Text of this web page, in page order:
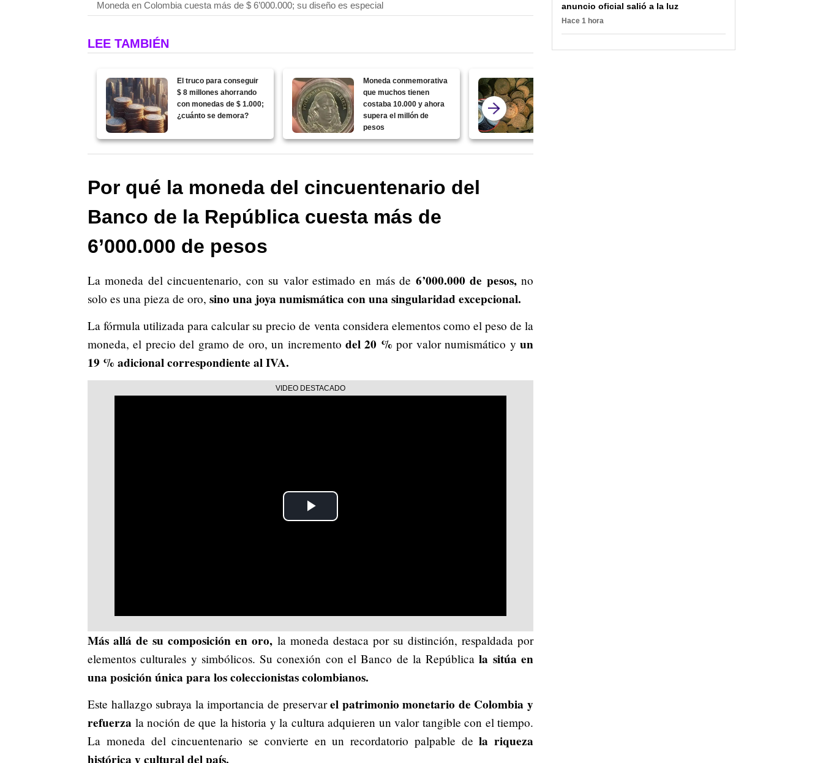
Moneda en Colombia cuesta más de $ 6’000.000; su diseño es especial
LEE TAMBIÉN
El truco para conseguir
$ 8 millones ahorrando
con monedas de $ 1.000;
¿cuánto se demora?
Moneda conmemorativa
que muchos tienen
costaba 10.000 y ahora
supera el millón de
pesos
Por qué la moneda del cincuentenario del
Banco de la República cuesta más de
6’000.000 de pesos
La moneda del cincuentenario, con su valor estimado en más de 6’000.000 de pesos,no
solo es una pieza de oro, sino una joya numismática con una singularidad excepcional.
La fórmula utilizada para calcular su precio de venta considera elementos como el peso de la
moneda, el precio del gramo de oro, un incremento del 20 % por valor numismático y un
19 % adicional correspondiente al IVA.
Play
Más allá de su composición en oro, la moneda destaca por su distinción, respaldada por
elementos culturales y simbólicos. Su conexión con el Banco de la Repúblicala sitúa en
una posición única para los coleccionistas colombianos.
Este hallazgo subraya la importancia de preservarel patrimonio monetario de Colombia y
refuerza la noción de que la historia y la cultura adquieren un valor tangible con el tiempo.
La moneda del cincuentenario se convierte en un recordatorio palpable de la riqueza
histórica y cultural del país.
anuncio oficial salió a la luz
Hace 1 hora